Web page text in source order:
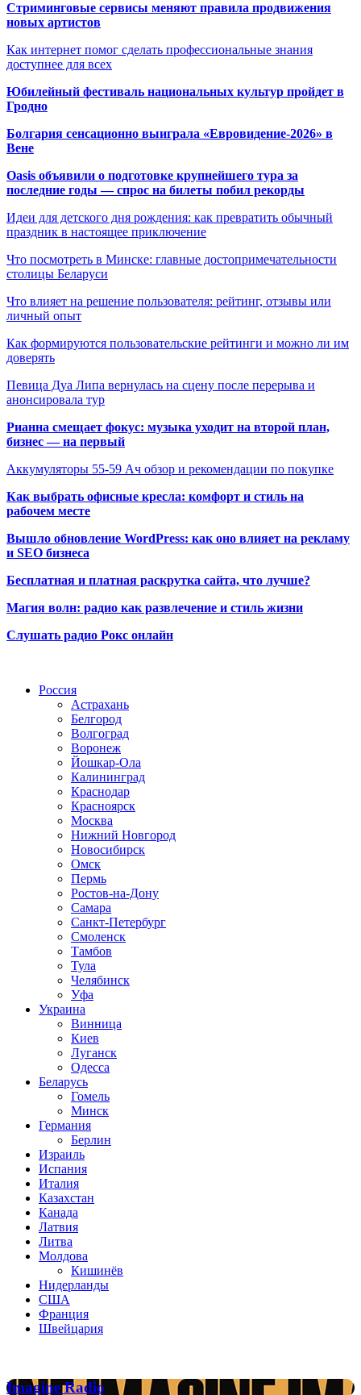
Стриминговые сервисы меняют правила продвижения
новых артистов
Как интернет помог сделать профессиональные знания
доступнее для всех
Юбилейный фестиваль национальных культур пройдет в
Гродно
Болгария сенсационно выиграла «Евровидение-2026» в
Вене
Oasis объявили о подготовке крупнейшего тура за
последние годы — спрос на билеты побил рекорды
Идеи для детского дня рождения: как превратить обычный
праздник в настоящее приключение
Что посмотреть в Минске: главные достопримечательности
столицы Беларуси
Что влияет на решение пользователя: рейтинг, отзывы или
личный опыт
Как формируются пользовательские рейтинги и можно ли им
доверять
Певица Дуа Липа вернулась на сцену после перерыва и
анонсировала тур
Рианна смещает фокус: музыка уходит на второй план,
бизнес — на первый
Аккумуляторы 55-59 Ач обзор и рекомендации по покупке
Как выбрать офисные кресла: комфорт и стиль на
рабочем месте
Вышло обновление WordPress: как оно влияет на рекламу
и SEO бизнеса
Бесплатная и платная раскрутка сайта, что лучше?
Магия волн: радио как развлечение и стиль жизни
Слушать радио Рокс онлайн
Россия
Астрахань
Белгород
Волгоград
Воронеж
Йошкар-Ола
Калининград
Краснодар
Красноярск
Москва
Нижний Новгород
Новосибирск
Омск
Пермь
Ростов-на-Дону
Самара
Санкт-Петербург
Смоленск
Тамбов
Тула
Челябинск
Уфа
Украина
Винница
Киев
Луганск
Одесса
Беларусь
Гомель
Минск
Германия
Берлин
Израиль
Испания
Италия
Казахстан
Канада
Латвия
Литва
Молдова
Кишинёв
Нидерланды
США
Франция
Швейцария
Imagine
Imagine Radio